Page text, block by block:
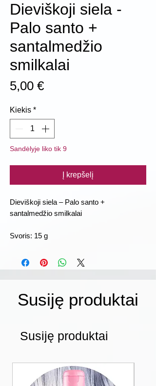
Dieviškoji siela -
Palo santo +
santalmedžio
smilkalai
5,00 €Price
Kiekis *
Sandėlyje liko tik 9
Į krepšelį
Dieviškoji siela – Palo santo +
santalmedžio smilkalai
Svoris: 15 g
Susiję produktai
Susiję produktai